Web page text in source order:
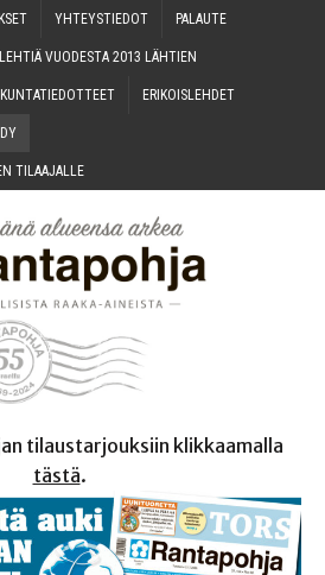
YHTEYS­TIE­DOT PALAU­TE
VUO­DES­TA 2013 LÄHTIEN
KUN­TA­TIE­DOT­TEET ERI­KOIS­LEH­DET
TILAAJALLE
tilaustarjouksiin klikkaamalla
tästä.